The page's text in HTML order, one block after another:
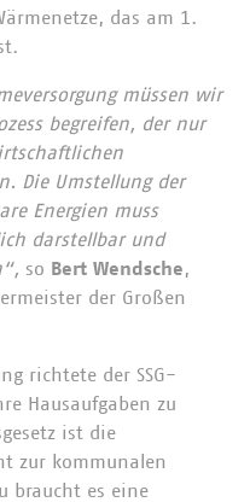
das am 1.
müssen wir
begreifen, der nur
Die Umstellung der
Energien muss
darstellbar und
so Bert Wendsche,
der Großen
richtete der SSG-
Hausaufgaben zu
ist die
zur kommunalen
braucht es eine